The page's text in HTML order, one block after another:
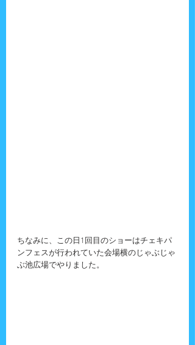
ちなみに、この日1回目のショーはチェキパ
ンフェスが行われていた会場横のじゃぶじゃ
ぶ池広場でやりました。